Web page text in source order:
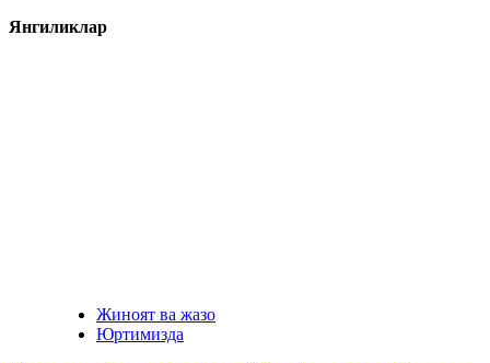
Янгиликлар
Жиноят ва жазо
Юртимизда